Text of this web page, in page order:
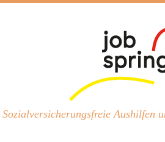
Sozialversicherungsfreie Aushilfen